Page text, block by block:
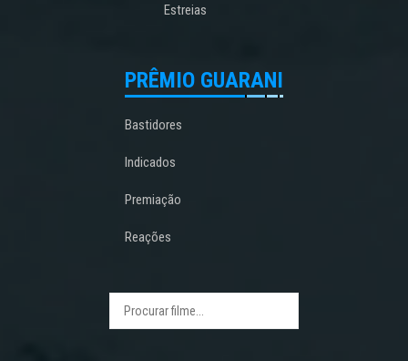
Estreias
PRÊMIO GUARANI
Bastidores
Indicados
Premiação
Reações